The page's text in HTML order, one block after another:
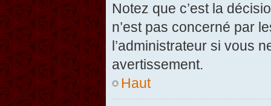
Notez que c’est la
n’est pas concerné par
l’administrateur si vous
avertissement.
Haut